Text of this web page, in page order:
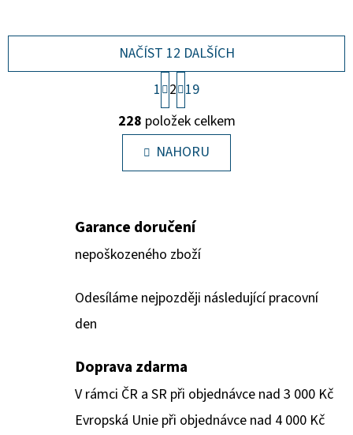
O
V
L
Á
C
Í
R
Y
V
Ý
P
NAČÍST 12 DALŠÍCH
S
T
R
Á
N
K
O
Í
1 2 19
228 položek celkem
NAHORU
Garance doručení
nepoškozeného zboží
Odesíláme nejpozději následující pracovní
den
Doprava zdarma
V rámci ČR a SR při objednávce nad 3 000 Kč
Evropská Unie při objednávce nad 4 000 Kč